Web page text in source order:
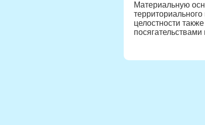
Материальную
целостности